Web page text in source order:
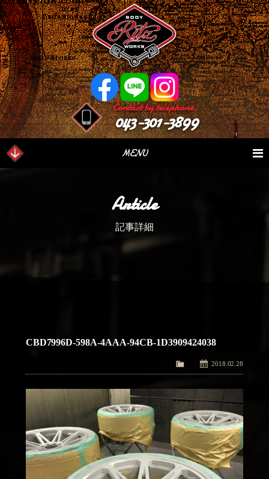
Contact by telephone.
043-301-3899
MENU
Parts Sales 作業日誌
Article
記事詳細
CBD7996D-598A-4AAA-94CB-1D3909424038
2018.02.28